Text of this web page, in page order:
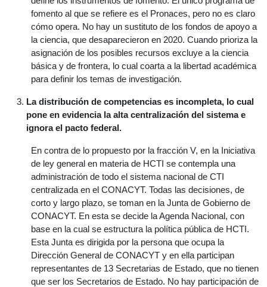
fomento al que se refiere es el Pronaces, pero no es claro
cómo opera. No hay un sustituto de los fondos de apoyo a
la ciencia, que desaparecieron en 2020. Cuando prioriza la
asignación de los posibles recursos excluye a la ciencia
básica y de frontera, lo cual coarta a la libertad académica
para definir los temas de investigación.
La distribución de competencias es incompleta, lo cual
pone en evidencia la alta centralización del sistema e
ignora el pacto federal.
En contra de lo propuesto por la fracción V, en la Iniciativa
de ley general en materia de HCTI se contempla una
administración de todo el sistema nacional de CTI
centralizada en el CONACYT. Todas las decisiones, de
corto y largo plazo, se toman en la Junta de Gobierno de
CONACYT. En esta se decide la Agenda Nacional, con
base en la cual se estructura la política pública de HCTI.
Esta Junta es dirigida por la persona que ocupa la
Dirección General de CONACYT y en ella participan
representantes de 13 Secretarias de Estado, que no tienen
que ser los Secretarios de Estado. No hay participación de